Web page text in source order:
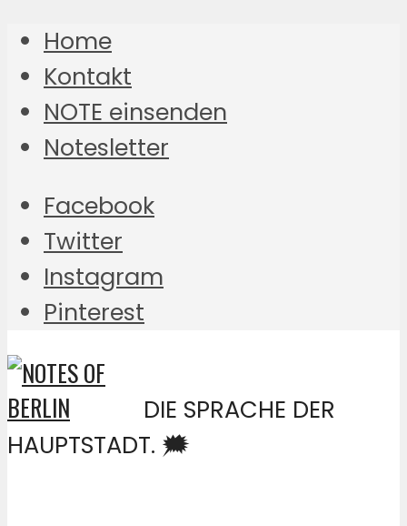
Home
Kontakt
NOTE einsenden
Notesletter
Facebook
Twitter
Instagram
Pinterest
DIE SPRACHE DER
HAUPTSTADT. 🗯️